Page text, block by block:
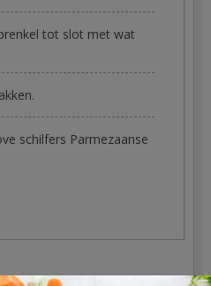
tot slot met wat
schilfers Parmezaanse